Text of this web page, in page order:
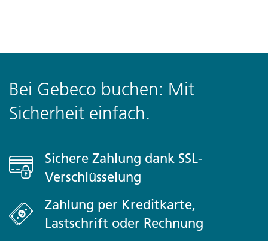
Bei Gebeco buchen: Mit
Sicherheit einfach.
Sichere Zahlung dank SSL-
Verschlüsselung
Zahlung per Kreditkarte,
Lastschrift oder Rechnung